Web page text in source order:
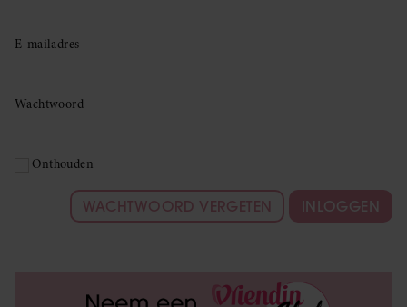
E-mailadres
Wachtwoord
Onthouden
WACHTWOORD VERGETEN INLOGGEN